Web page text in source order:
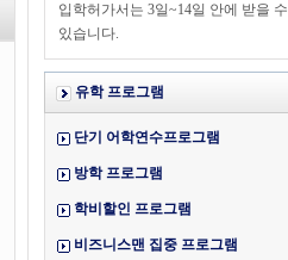
입학허가서는 3일~14일 안에 받을 수
있습니다.
유학 프로그램
단기 어학연수프로그램
방학 프로그램
학비할인 프로그램
비즈니스맨 집중 프로그램